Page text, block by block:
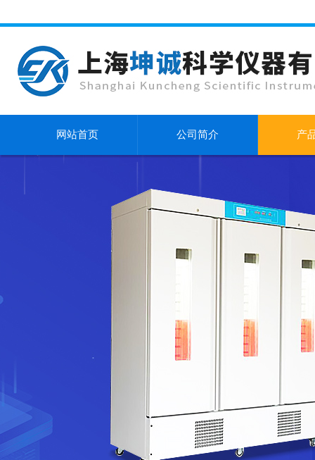
网站首页 公司简介 产